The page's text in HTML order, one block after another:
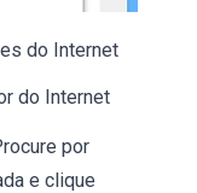
do Internet
do Internet
por
e clique